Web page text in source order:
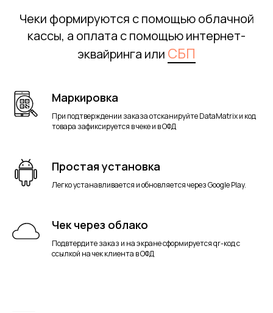
Чеки формируются с помощью облачной
кассы, а оплата с помощью интернет-
эквайринга или СБП
Маркировка
При подтверждении заказа отсканируйте DataMatrix и код
товара зафиксируется в чеке и в ОФД
Простая установка
Легко устанавливается и обновляется через Google Play.
Чек через облако
Подвтердите заказ и на экране сформируется qr-код с
ссылкой на чек клиента в ОФД